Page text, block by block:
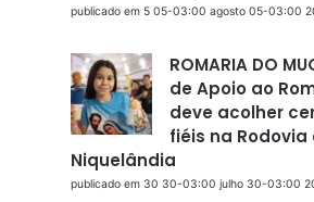
publicado em 5 05-03:00 agosto 05-03:00
ROMARIA DO
de Apoio ao
deve acolher
fiéis na Rodovia
Niquelândia
publicado em 30 30-03:00 julho 30-03:00